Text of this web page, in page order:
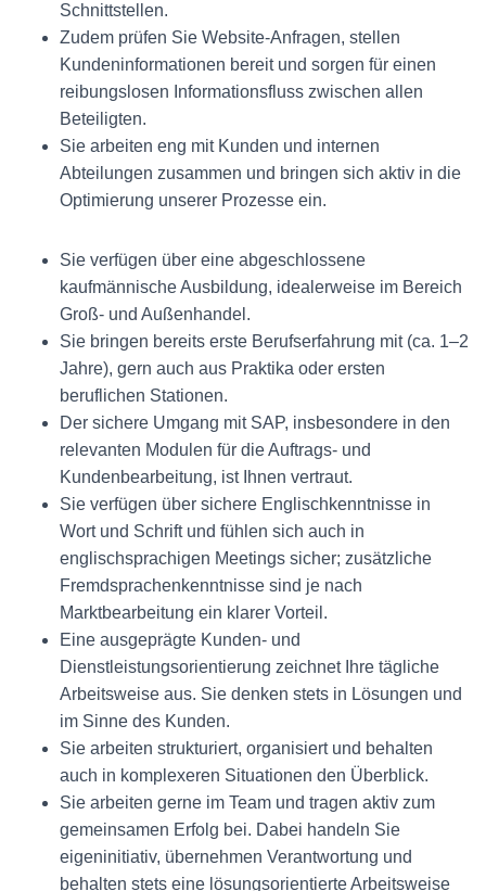
Schnittstellen.
Zudem prüfen Sie Website-Anfragen, stellen
Kundeninformationen bereit und sorgen für einen
reibungslosen Informationsfluss zwischen allen
Beteiligten.
Sie arbeiten eng mit Kunden und internen
Abteilungen zusammen und bringen sich aktiv in die
Optimierung unserer Prozesse ein.
Sie verfügen über eine abgeschlossene
kaufmännische Ausbildung, idealerweise im Bereich
Groß- und Außenhandel.
Sie bringen bereits erste Berufserfahrung mit (ca. 1–2
Jahre), gern auch aus Praktika oder ersten
beruflichen Stationen.
Der sichere Umgang mit SAP, insbesondere in den
relevanten Modulen für die Auftrags- und
Kundenbearbeitung, ist Ihnen vertraut.
Sie verfügen über sichere Englischkenntnisse in
Wort und Schrift und fühlen sich auch in
englischsprachigen Meetings sicher; zusätzliche
Fremdsprachenkenntnisse sind je nach
Marktbearbeitung ein klarer Vorteil.
Eine ausgeprägte Kunden- und
Dienstleistungsorientierung zeichnet Ihre tägliche
Arbeitsweise aus. Sie denken stets in Lösungen und
im Sinne des Kunden.
Sie arbeiten strukturiert, organisiert und behalten
auch in komplexeren Situationen den Überblick.
Sie arbeiten gerne im Team und tragen aktiv zum
gemeinsamen Erfolg bei. Dabei handeln Sie
eigeninitiativ, übernehmen Verantwortung und
behalten stets eine lösungsorientierte Arbeitsweise